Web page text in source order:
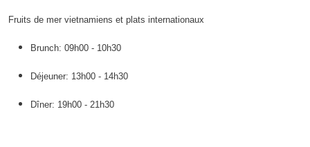
Fruits de mer vietnamiens et plats internationaux
Brunch: 09h00 - 10h30
Déjeuner: 13h00 - 14h30
Dîner: 19h00 - 21h30